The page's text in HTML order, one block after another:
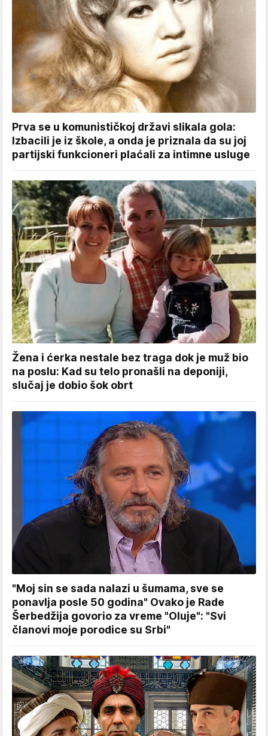
Prva se u komunističkoj državi slikala gola:
Izbacili je iz škole, a onda je priznala da su joj
partijski funkcioneri plaćali za intimne usluge
Žena i ćerka nestale bez traga dok je muž bio
na poslu: Kad su telo pronašli na deponiji,
slučaj je dobio šok obrt
"Moj sin se sada nalazi u šumama, sve se
ponavlja posle 50 godina" Ovako je Rade
Šerbedžija govorio za vreme "Oluje": "Svi
članovi moje porodice su Srbi"